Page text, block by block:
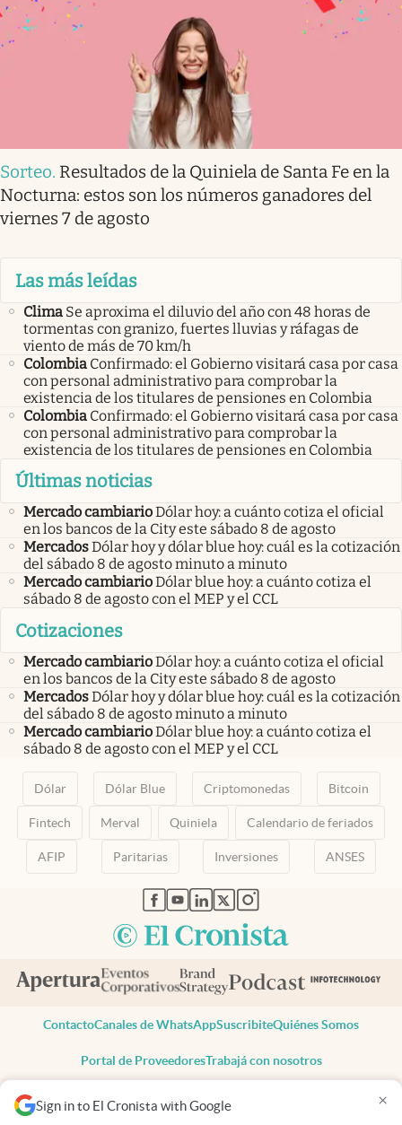
Sign in to El Cronista with Google ×
Sorteo. Resultados de la Quiniela de Santa Fe en la
Nocturna: estos son los números ganadores del
viernes 7 de agosto
Las más leídas
Clima Se aproxima el diluvio del año con 48 horas de
tormentas con granizo, fuertes lluvias y ráfagas de
viento de más de 70 km/h
Colombia Confirmado: el Gobierno visitará casa por casa
con personal administrativo para comprobar la
existencia de los titulares de pensiones en Colombia
Colombia Confirmado: el Gobierno visitará casa por casa
con personal administrativo para comprobar la
existencia de los titulares de pensiones en Colombia
Últimas noticias
Mercado cambiarioDólar hoy: a cuánto cotiza el oficial
en los bancos de la City este sábado 8 de agosto
MercadosDólar hoy y dólar blue hoy: cuál es la cotización
del sábado 8 de agosto minuto a minuto
Mercado cambiarioDólar blue hoy: a cuánto cotiza el
sábado 8 de agosto con el MEP y el CCL
Cotizaciones
Mercado cambiarioDólar hoy: a cuánto cotiza el oficial
en los bancos de la City este sábado 8 de agosto
MercadosDólar hoy y dólar blue hoy: cuál es la cotización
del sábado 8 de agosto minuto a minuto
Mercado cambiarioDólar blue hoy: a cuánto cotiza el
sábado 8 de agosto con el MEP y el CCL
Dólar Dólar Blue Criptomonedas Bitcoin
Fintech Merval Quiniela Calendario de feriados
AFIP Paritarias Inversiones ANSES
abre en nueva pestaña
abre en nueva pestaña
abre en nueva pestaña
abre en nueva pestaña
abre en nueva pestaña
ContactoCanales de WhatsAppSuscribiteQuiénes Somos
Portal de ProveedoresTrabajá con nosotros
Todos los derechos reservados